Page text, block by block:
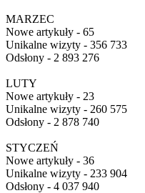
MARZEC
Nowe artykuły - 65
Unikalne wizyty - 356 733
Odsłony - 2 893 276
LUTY
Nowe artykuły - 23
Unikalne wizyty - 260 575
Odsłony - 2 878 740
STYCZEŃ
Nowe artykuły - 36
Unikalne wizyty - 233 904
Odsłony - 4 037 940